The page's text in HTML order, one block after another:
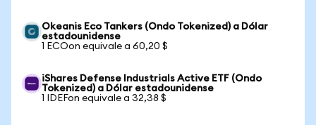
Okeanis Eco Tankers (Ondo Tokenized) a Dólar
estadounidense
1 ECOon equivale a 60,20 $
iShares Defense Industrials Active ETF (Ondo
Tokenized) a Dólar estadounidense
1 IDEFon equivale a 32,38 $